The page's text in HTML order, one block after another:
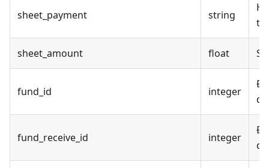
sheet_payment string
sheet_amount float
fund_id integer
fund_receive_id integer